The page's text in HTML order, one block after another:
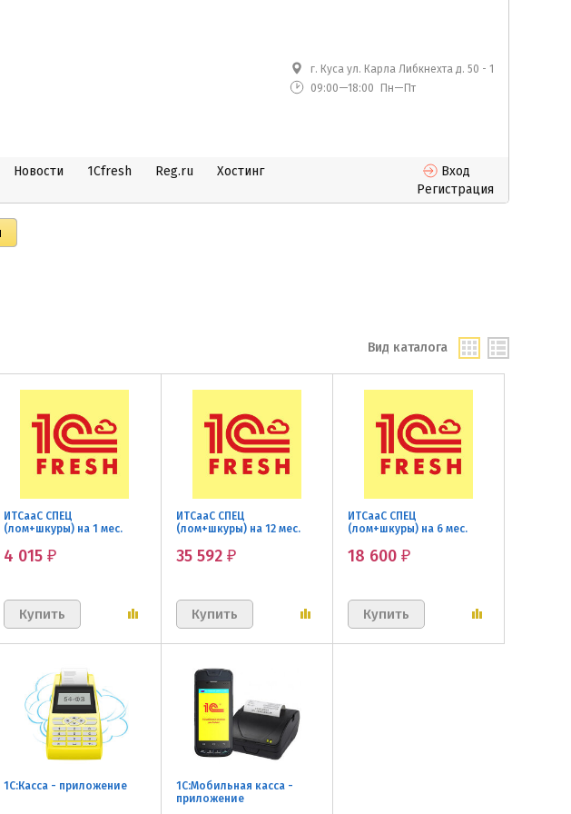
г. Куса ул. Карла Либкнехта д. 50 - 1
09:00—18:00
Пн—Пт
Новости 1Cfresh Reg.ru
Хостинг
Вход
Регистрация
Вид каталога
ИТСааС СПЕЦ
(лом+шкуры) на 1 мес.
4 015₽
ИТСааС СПЕЦ
(лом+шкуры) на 12 мес.
35 592 ₽
ИТСааС СПЕЦ
(лом+шкуры) на 6 мес.
18 600 ₽
1С:Касса - приложение
1С:Мобильная касса -
приложение